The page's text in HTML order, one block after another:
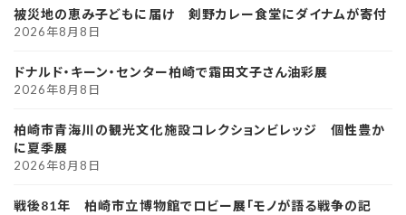
被災地の恵み子どもに届け 剣野カレー食堂にダイナムが寄付
2026年8月8日
ドナルド・キーン・センター柏崎で霜田文子さん油彩展
2026年8月8日
柏崎市青海川の観光文化施設コレクションビレッジ 個性豊か
に夏季展
2026年8月8日
戦後81年 柏崎市立博物館でロビー展「モノが語る戦争の記